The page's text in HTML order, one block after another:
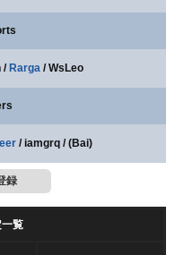
/ Rarga / WsLeo
/ iamgrq / (Bai)
録
覧